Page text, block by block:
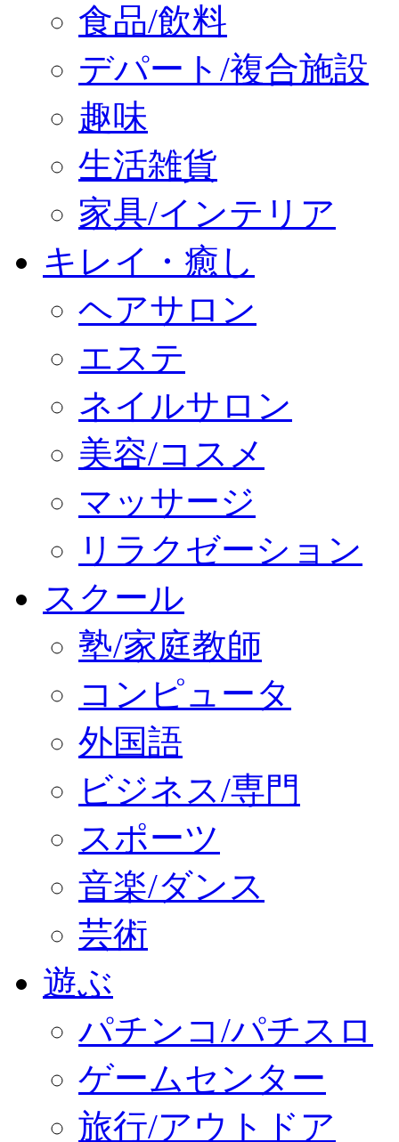
食品/飲料
デパート/複合施設
趣味
生活雑貨
家具/インテリア
キレイ・癒し
ヘアサロン
エステ
ネイルサロン
美容/コスメ
マッサージ
リラクゼーション
スクール
塾/家庭教師
コンピュータ
外国語
ビジネス/専門
スポーツ
音楽/ダンス
芸術
遊ぶ
パチンコ/パチスロ
ゲームセンター
旅行/アウトドア